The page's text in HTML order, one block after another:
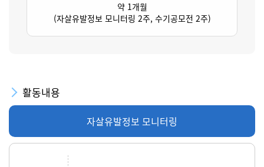
약 1개월
(자살유발정보 모니터링 2주, 수기공모전 2주)
활동내용
자살유발정보 모니터링